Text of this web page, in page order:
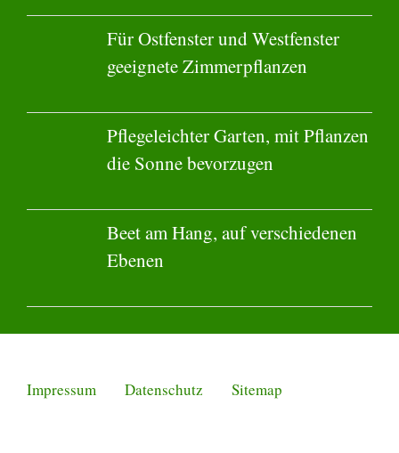
Für Ostfenster und Westfenster
geeignete Zimmerpflanzen
Pflegeleichter Garten, mit Pflanzen
die Sonne bevorzugen
Beet am Hang, auf verschiedenen
Ebenen
Impressum Datenschutz Sitemap